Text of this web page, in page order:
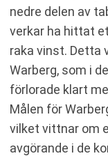
nedre delen av
verkar ha hittat
raka vinst. Detta
Warberg, som i
förlorade klart
Målen för
vilket vittnar om
avgörande i de